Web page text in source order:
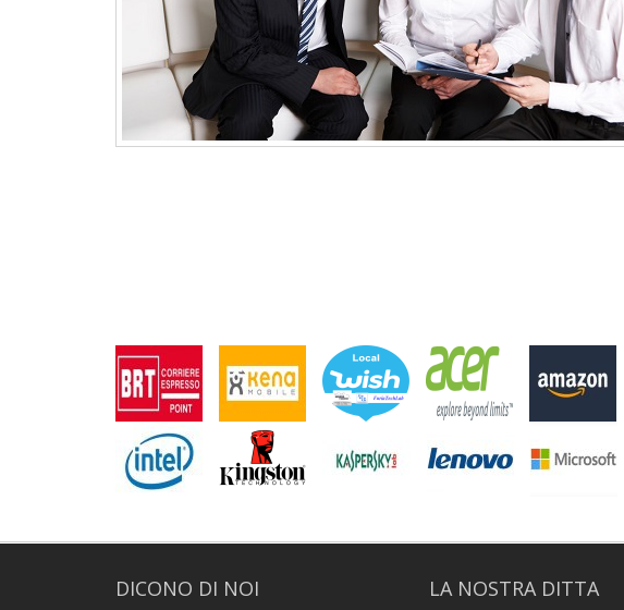
DICONO DI NOI LA NOSTRA DITTA